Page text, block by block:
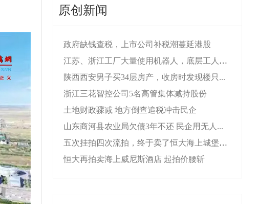
原创新闻
政府缺钱查税，上市公司补税潮蔓延港股
江苏、浙江工厂大量使用机器人，底层工人饭...
陕西西安男子买34层房产，收房时发现楼只...
浙江三花智控公司5名高管集体减持股份
土地财政骤减 地方倒查追税冲击民企
山东商河县农业局欠债3年不还 民企用无人...
五次挂拍四次流拍，终于卖了恒大海上城堡酒...
恒大再拍卖海上威尼斯酒店 起拍价腰斩